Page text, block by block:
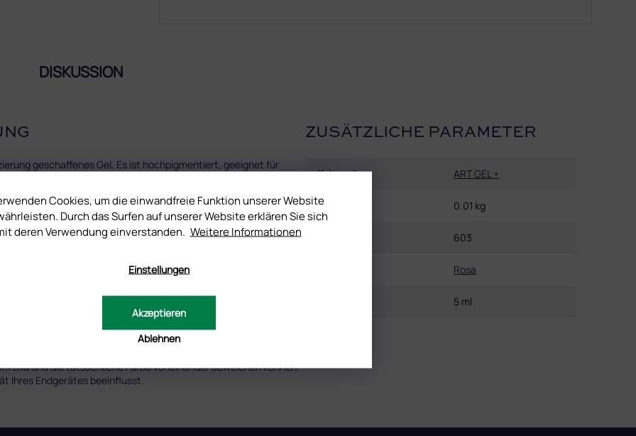
Cookies, um die einwandfreie Funktion unserer Website
Durch das Surfen auf unserer Website erklären Sie sich
deren Verwendung einverstanden. Weitere Informationen
Einstellungen
Ablehnen
Akzeptieren
DISKUSSION
geschaffenes Gel. Es ist hochpigmentiert, geeignet für
die Velvet Verzierung. Perfekt sowohl für die Sweet Bloom
Effekt.
deshalb ist das ART Gel + nicht zum Überziehen des
mit stärkerer Leistung. Schwache Lampen mit älteren
Bild und die tatsächliche Farbe voneinander abweichen können.
Ihres Endgerätes beeinflusst.
ZUSÄTZLICHE PARAMETER
Kategorie: ART GEL +
Gewicht 0.01 kg
603
Rosa
5 ml